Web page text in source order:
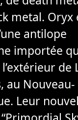
metal. Oryx
antilope
importée
de
au Nouveau-
Leur nouvel